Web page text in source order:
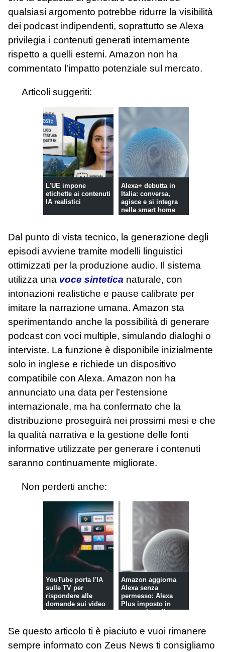
qualsiasi argomento potrebbe ridurre la visibilità
dei podcast indipendenti, soprattutto se Alexa
privilegia i contenuti generati internamente
rispetto a quelli esterni. Amazon non ha
commentato l'impatto potenziale sul mercato.
Articoli suggeriti:
L'UE impone
etichette ai contenuti
IA realistici
Alexa+ debutta in
Italia: conversa,
agisce e si integra
nella smart home
Dal punto di vista tecnico, la generazione degli
episodi avviene tramite modelli linguistici
ottimizzati per la produzione audio. Il sistema
utilizza una voce sintetica naturale, con
intonazioni realistiche e pause calibrate per
imitare la narrazione umana. Amazon sta
sperimentando anche la possibilità di generare
podcast con voci multiple, simulando dialoghi o
interviste. La funzione è disponibile inizialmente
solo in inglese e richiede un dispositivo
compatibile con Alexa. Amazon non ha
annunciato una data per l'estensione
internazionale, ma ha confermato che la
distribuzione proseguirà nei prossimi mesi e che
la qualità narrativa e la gestione delle fonti
informative utilizzate per generare i contenuti
saranno continuamente migliorate.
Non perderti anche:
YouTube porta l'IA
sulle TV per
rispondere alle
domande sui video
in tempo r...
Amazon aggiorna
Alexa senza
permesso: Alexa
Plus imposto in
automatico gli
Se questo articolo ti è piaciuto e vuoi rimanere
sempre informato con Zeus News ti consigliamo